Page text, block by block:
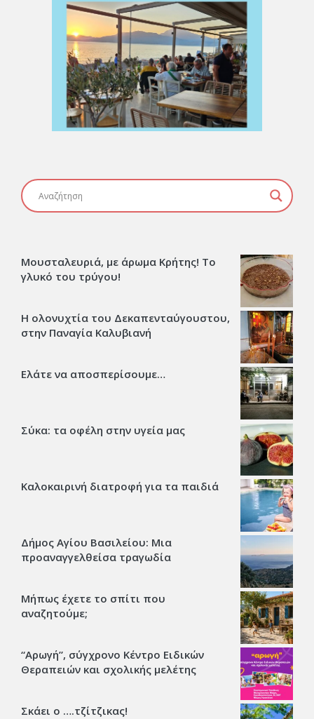
Μουσταλευριά, με άρωμα Κρήτης! Το
γλυκό του τρύγου!
Η ολονυχτία του Δεκαπενταύγουστου,
στην Παναγία Καλυβιανή
Ελάτε να αποσπερίσουμε…
Σύκα: τα οφέλη στην υγεία μας
Καλοκαιρινή διατροφή για τα παιδιά
Δήμος Αγίου Βασιλείου: Μια
προαναγγελθείσα τραγωδία
Μήπως έχετε το σπίτι που
αναζητούμε;
“Αρωγή”, σύγχρονο Κέντρο Ειδικών
Θεραπειών και σχολικής μελέτης
Σκάει ο ….τζίτζικας!